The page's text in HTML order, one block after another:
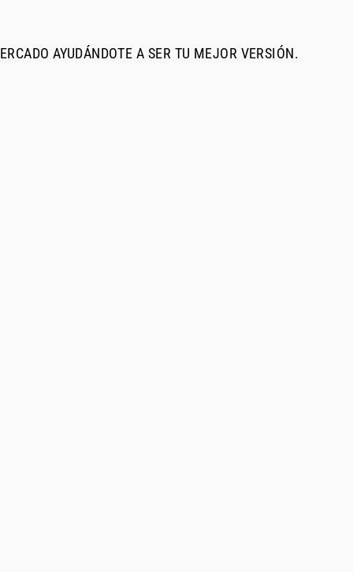
AYUDÁNDOTE A SER TU MEJOR VERSIÓN.